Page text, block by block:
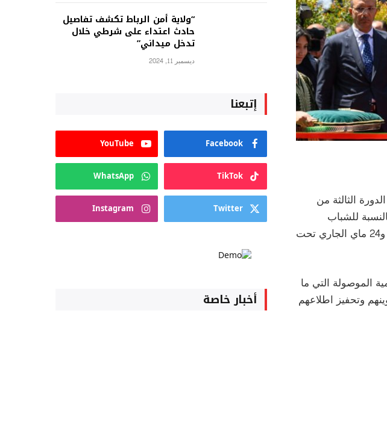
الثالثة من
إكسبو 2026)، الحدث البارز بالنسبة للشباب
والمهنيين والفاعلين المهتمين بصناعة الألعاب الإلكترونية، والمنظم خلال الفترة ما بين 20 و24 ماي الجاري تحت
الموصولة التي ما
وتحفيز اطلاعهم
“ولاية أمن الرباط تكشف تفاصيل
حادث اعتداء على شرطي خلال
تدخل ميداني”
ديسمبر 11, 2024
إتبعنا
Facebook
YouTube
TikTok
WhatsApp
Twitter
Instagram
أخبار خاصة